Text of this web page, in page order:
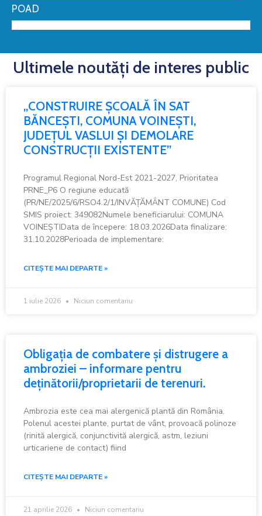
POAD
Ultimele noutăți de interes public
„CONSTRUIRE ȘCOALĂ ÎN SAT
BĂNCEȘTI, COMUNA VOINEȘTI,
JUDEȚUL VASLUI ȘI DEMOLARE
CONSTRUCȚII EXISTENTE”
Programul Regional Nord-Est 2021-2027, Prioritatea
PRNE_P6 O regiune educată
(PR/NE/2025/6/RSO4.2/1/INVĂȚĂMÂNT COMUNE) Cod
SMIS proiect: 349082Numele beneficiarului: COMUNA
VOINEȘTIData de începere: 18.03.2026Data finalizare:
31.10.2028Perioada de implementare:
CITEȘTE MAI DEPARTE »
1 iulie 2026 Niciun comentariu
Obligația de combatere și distrugere a
ambroziei – informare pentru
deținătorii/proprietarii de terenuri.
Ambrozia este cea mai alergenică plantă din România.
Polenul acestei plante, purtat de vânt, provoacă polinoze
(rinită alergică, conjunctivită alergică, astm, leziuni
urticariene de contact) fiind
CITEȘTE MAI DEPARTE »
21 aprilie 2026 Niciun comentariu